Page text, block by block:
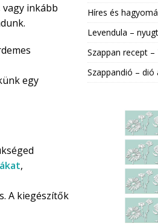
vagy inkább
egy
,
A kiegészítők
Híres és
Levendula –
Szappan recept
Szappandió –